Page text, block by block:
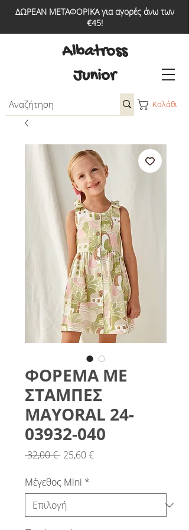
ΔΩΡΕΑΝ ΜΕΤΑΦΟΡΙΚΑ για αγορές άνω των
€45!
Καλάθι
Albatross
Junior
ΦΟΡΕΜΑ ΜΕ
ΣΤΑΜΠΕΣ
MAYORAL 24-
03932-040
32,00 € Κανονική
25,60 €Τιμή
Μέγεθος Mini *